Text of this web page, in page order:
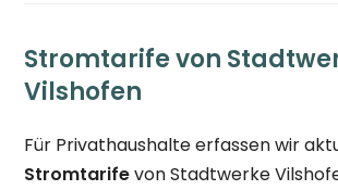
Stromtarife von
Vilshofen
Für Privathaushalte erfassen wir
Stromtarifevon Stadtwerke